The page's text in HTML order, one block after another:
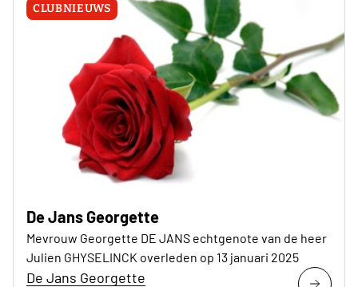
CLUBNIEUWS
De Jans Georgette
Mevrouw Georgette DE JANS echtgenote van de heer
Julien GHYSELINCK overleden op 13 januari 2025
De Jans Georgette